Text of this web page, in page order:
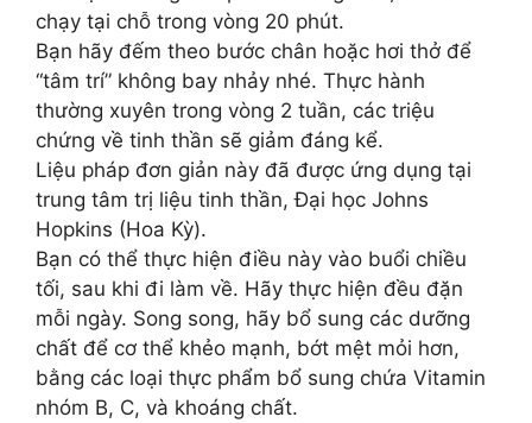
chạy tại chỗ trong vòng 20 phút.
Bạn hãy đếm theo bước chân hoặc hơi thở để
“tâm trí” không bay nhảy nhé. Thực hành
thường xuyên trong vòng 2 tuần, các triệu
chứng về tinh thần sẽ giảm đáng kể.
Liệu pháp đơn giản này đã được ứng dụng tại
trung tâm trị liệu tinh thần, Đại học Johns
Hopkins (Hoa Kỳ).
Bạn có thể thực hiện điều này vào buổi chiều
tối, sau khi đi làm về. Hãy thực hiện đều đặn
mỗi ngày. Song song, hãy bổ sung các dưỡng
chất để cơ thể khẻo mạnh, bớt mệt mỏi hơn,
bằng các loại thực phẩm bổ sung chứa Vitamin
nhóm B, C, và khoáng chất.